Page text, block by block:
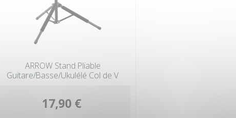
ARROW Stand Pliable
Guitare/Basse/Ukulélé Col de V
17,90 €